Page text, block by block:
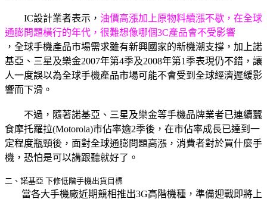
IC設計業者表示， 油價高漲加上原物料續漲不歇，在全球
通膨問題橫行的年代，很難想像哪個3C產品會不受影響
，全球手機產品市場需求雖有新興國家的新機潮支撐，加上諾
基亞、三星及樂金2007年第4季及2008年第1季表現仍不錯，讓
人一度誤以為全球手機產品市場可能不會受到全球經濟遲緩影
響而下滑。
不過，隨著諾基亞、三星及樂金等手機品牌業者已連續蠶
食摩托羅拉(Motorola)市佔率逾2季後，在市佔率成長已達到一
定程度瓶頸後，面對全球通膨問題高漲，消費者對於買什麼手
機，恐怕是可以講跟聽就好了。
二、諾基亞 下修低階手機出貨目標
當各大手機廠近期競相推出3G高階機種，準備迎戰即將上